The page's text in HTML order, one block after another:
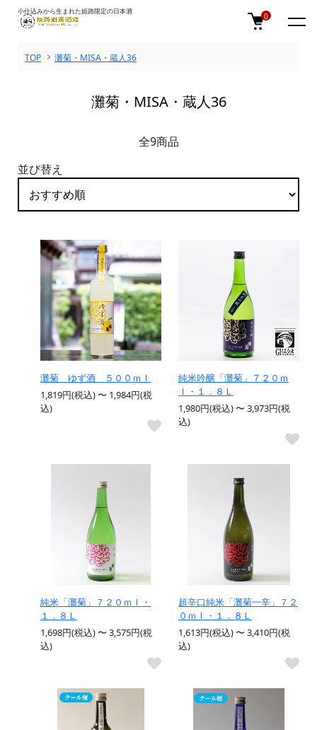
小仕込みから生まれた姫路限定の日本酒 0
TOP 灘菊・MISA・蔵人36
灘菊・MISA・蔵人36
全9商品
並び替え
灘菊 ゆず酒 ５００ｍｌ
1,819円(税込) 〜 1,984円(税
込)
純米吟醸「灘菊」７２０ｍ
ｌ・１．８Ｌ
1,980円(税込) 〜 3,973円(税
込)
純米「灘菊」７２０ｍｌ・
１．８Ｌ
1,698円(税込) 〜 3,575円(税
込)
超辛口純米「灘菊一辛」７２
０ｍｌ・１．８Ｌ
1,613円(税込) 〜 3,410円(税
込)